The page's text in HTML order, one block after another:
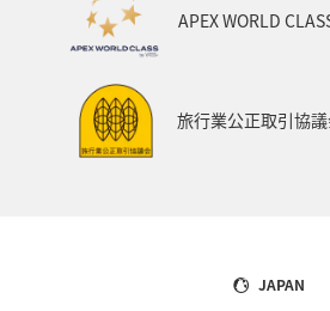
タイ バンコク
アメリカ・カナダ・中南米
山口県 宮城県
APEX WORLD
旅行業公正取引協
JAPAN